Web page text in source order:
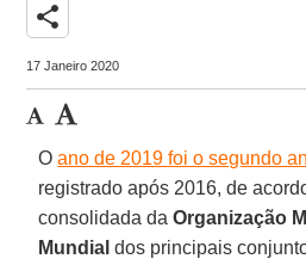
share
17 Janeiro 2020
O ano de 2019 foi o segundo
registrado após 2016, de
consolidada daOrganização
Mundial dos principais